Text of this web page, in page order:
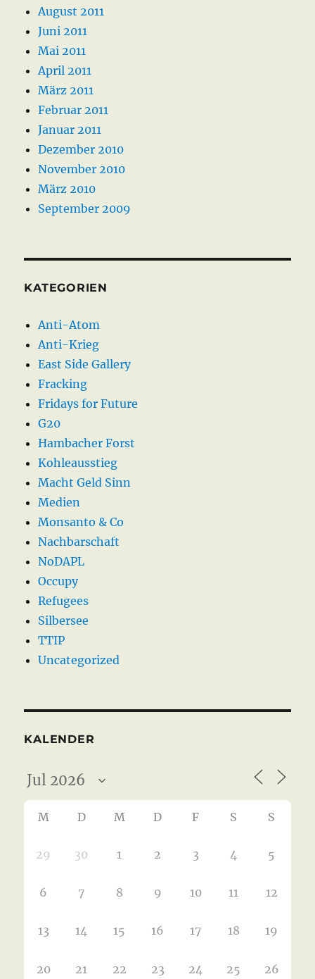
August 2011
Juni 2011
Mai 2011
April 2011
März 2011
Februar 2011
Januar 2011
Dezember 2010
November 2010
März 2010
September 2009
KATEGORIEN
Anti-Atom
Anti-Krieg
East Side Gallery
Fracking
Fridays for Future
G20
Hambacher Forst
Kohleausstieg
Macht Geld Sinn
Medien
Monsanto & Co
Nachbarschaft
NoDAPL
Occupy
Refugees
Silbersee
TTIP
Uncategorized
KALENDER
M D M D F S S
29 30 1 2 3 4 5
6 7 8 9 10 11 12
13 14 15 16 17 18 19
20 21 22 23 24 25 26